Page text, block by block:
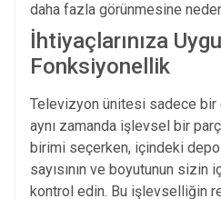
daha fazla görünmesine
İhtiyaçlarınıza
Fonksiyonellik
Televizyon ünitesi sadece
aynı zamanda işlevsel bir
birimi seçerken, içindeki
sayısının ve boyutunun sizin
kontrol edin. Bu işlevselliğin